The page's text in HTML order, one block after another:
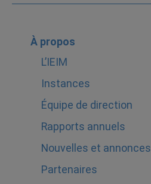
À propos
L’IEIM
Instances
Équipe de direction
Rapports annuels
Nouvelles et annonces
Partenaires